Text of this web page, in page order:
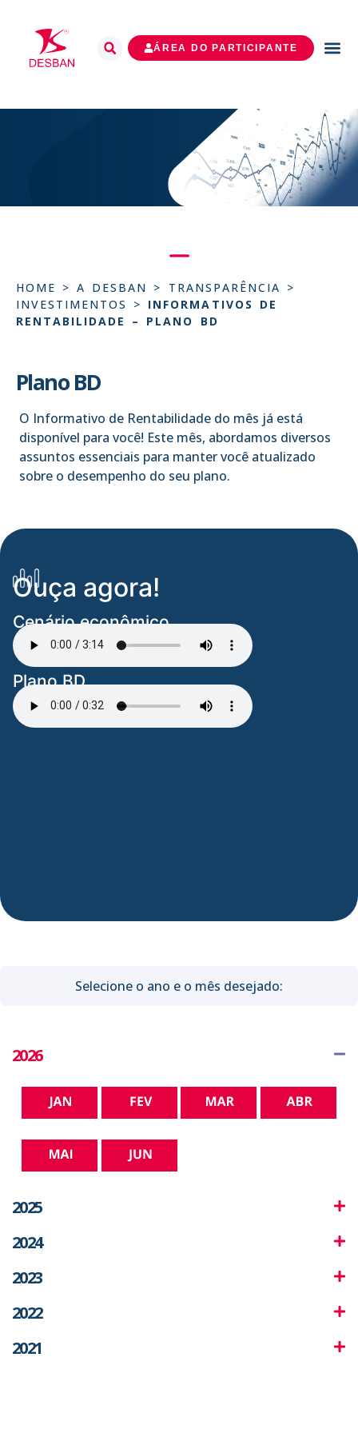
ÁREA DO PARTICIPANTE
HOME >A DESBAN > TRANSPARÊNCIA >
INVESTIMENTOS
> INFORMATIVOS DE
RENTABILIDADE – PLANO BD
Plano BD
O Informativo de Rentabilidade do mês já está
disponível para você! Este mês, abordamos diversos
assuntos essenciais para manter você atualizado
sobre o desempenho do seu plano.
Ouça agora!
Cenário econômico
Plano BD
Selecione o ano e o mês desejado:
2026
2025
2024
2023
2022
2021